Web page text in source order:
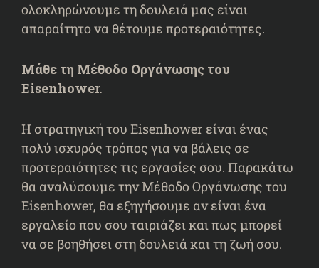
ολοκληρώνουμε τη δουλειά μας είναι
απαραίτητο να θέτουμε προτεραιότητες.
Μάθε τη Μέθοδο Οργάνωσης του
Eisenhower.
Η στρατηγική του Eisenhower είναι ένας
πολύ ισχυρός τρόπος για να βάλεις σε
προτεραιότητες τις εργασίες σου. Παρακάτω
θα αναλύσουμε την Μέθοδο Οργάνωσης του
Eisenhower, θα εξηγήσουμε αν είναι ένα
εργαλείο που σου ταιριάζει και πως μπορεί
να σε βοηθήσει στη δουλειά και τη ζωή σου.